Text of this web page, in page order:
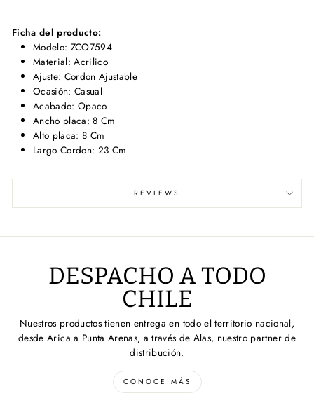
Ficha del producto:
Modelo: ZCO7594
Material: Acrilico
Ajuste: Cordon Ajustable
Ocasión: Casual
Acabado: Opaco
Ancho placa: 8 Cm
Alto placa: 8 Cm
Largo Cordon: 23 Cm
REVIEWS
DESPACHO A TODO
CHILE
Nuestros productos tienen entrega en todo el territorio nacional,
desde Arica a Punta Arenas, a través de Alas, nuestro partner de
distribución.
CONOCE MÁS